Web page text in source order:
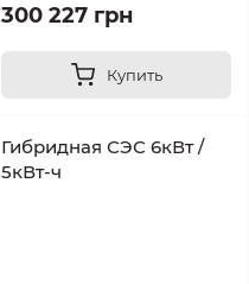
300 227 грн
Купить
Гибридная СЭС 6кВт /
5кВт-ч